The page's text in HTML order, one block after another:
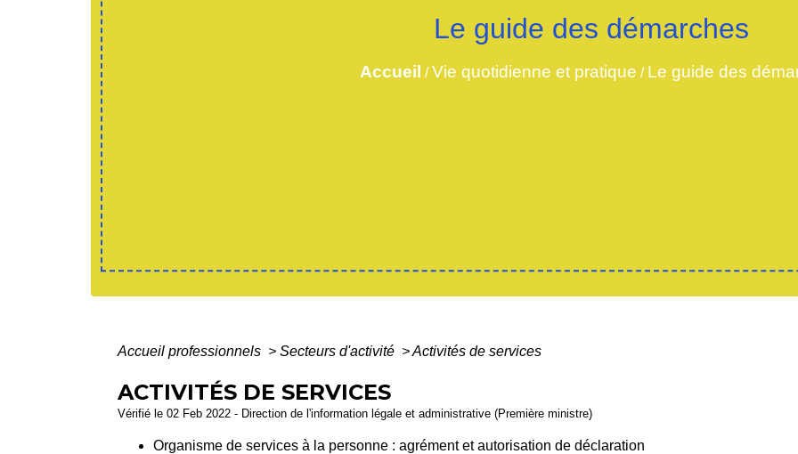
Le guide des démarches
Accueil /Vie quotidienne et pratique / Le guide des
Accueil professionnels > Secteurs d'activité >Activités de services
ACTIVITÉS DE SERVICES
Vérifié le 02 Feb 2022 - Direction de l'information légale et administrative (Première ministre)
Organisme de services à la personne : agrément et autorisation de déclaration